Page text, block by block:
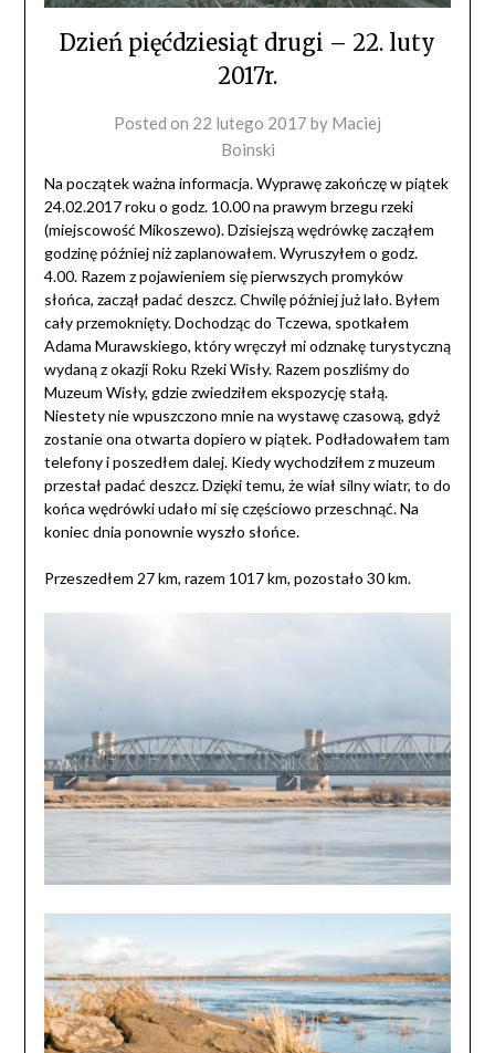
Dzień pięćdziesiąt drugi – 22. luty
2017r.
Posted on 22 lutego 2017 by Maciej
Boinski
Na początek ważna informacja. Wyprawę zakończę w piątek
24.02.2017 roku o godz. 10.00 na prawym brzegu rzeki
(miejscowość Mikoszewo). Dzisiejszą wędrówkę zacząłem
godzinę później niż zaplanowałem. Wyruszyłem o godz.
4.00. Razem z pojawieniem się pierwszych promyków
słońca, zaczął padać deszcz. Chwilę później już lało. Byłem
cały przemoknięty. Dochodząc do Tczewa, spotkałem
Adama Murawskiego, który wręczył mi odznakę turystyczną
wydaną z okazji Roku Rzeki Wisły. Razem poszliśmy do
Muzeum Wisły, gdzie zwiedziłem ekspozycję stałą.
Niestety nie wpuszczono mnie na wystawę czasową, gdyż
zostanie ona otwarta dopiero w piątek. Podładowałem tam
telefony i poszedłem dalej. Kiedy wychodziłem z muzeum
przestał padać deszcz. Dzięki temu, że wiał silny wiatr, to do
końca wędrówki udało mi się częściowo przeschnąć. Na
koniec dnia ponownie wyszło słońce.
Przeszedłem 27 km, razem 1017 km, pozostało 30 km.